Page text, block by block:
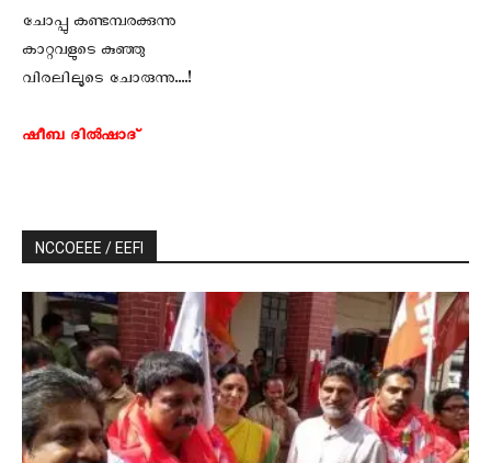
ചോപ്പു കണ്ടമ്പരക്കുന്നു
കാറ്റവളുടെ കുഞ്ഞു
വിരലിലൂടെ ചോരുന്നു….!
ഷീബ ദില്‍ഷാദ്
NCCOEEE / EEFI